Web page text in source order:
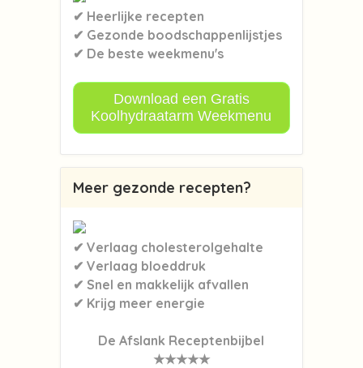
✔ Heerlijke recepten
✔ Gezonde boodschappenlijstjes
✔ De beste weekmenu's
Download een Gratis
Koolhydraatarm Weekmenu
Meer gezonde recepten?
✔ Verlaag cholesterolgehalte
✔ Verlaag bloeddruk
✔ Snel en makkelijk afvallen
✔ Krijg meer energie
De Afslank Receptenbijbel
★★★★★